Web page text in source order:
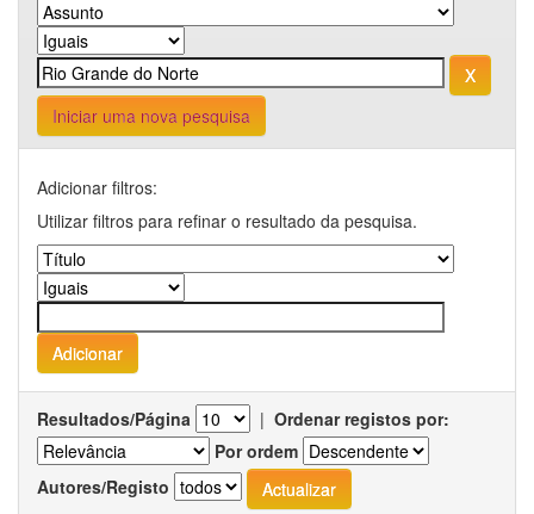
Iniciar uma nova pesquisa
Adicionar filtros:
Utilizar filtros para refinar o resultado da pesquisa.
Resultados/Página | Ordenar registos por:
Por ordem
Autores/Registo